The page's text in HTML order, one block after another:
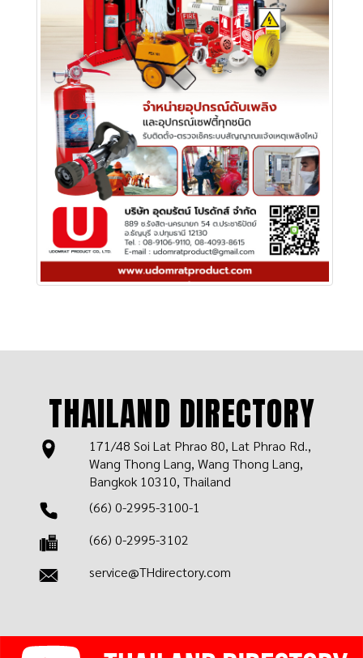
THAILAND DIRECTORY
171/48 Soi Lat Phrao 80, Lat Phrao Rd.,
Wang Thong Lang, Wang Thong Lang,
Bangkok 10310, Thailand
(66) 0-2995-3100-1
(66) 0-2995-3102
service@THdirectory.com